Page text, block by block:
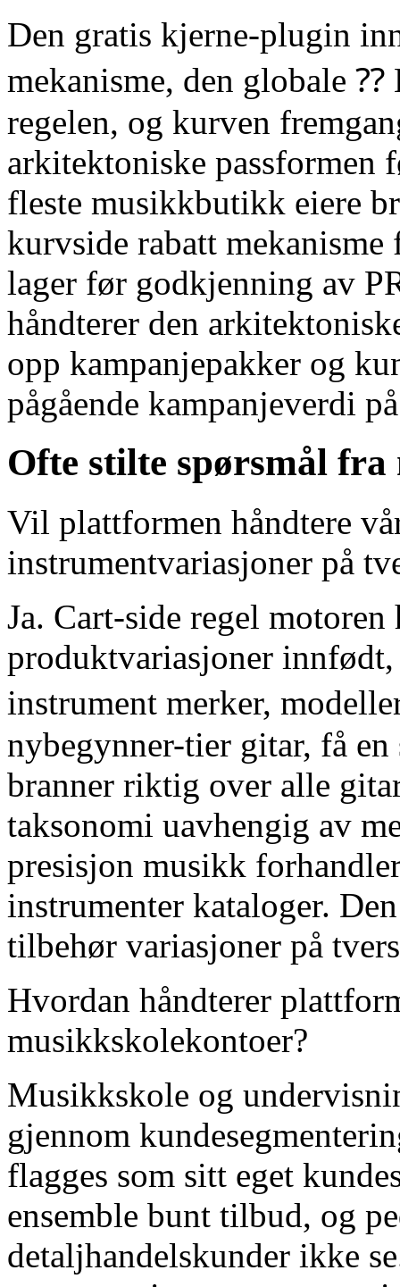
Den gratis kjerne-plugin
mekanisme, den globale
regelen, og kurven
arkitektoniske passformen
fleste musikkbutikk eiere
kurvside rabatt
lager før godkjenning av
håndterer den
opp kampanjepakker og
pågående kampanjeverdi
Ofte stilte spørsmål
Vil plattformen håndtere
instrumentvariasjoner på
Ja. Cart-side regel
produktvariasjoner
instrument merker,
nybegynner-tier gitar, få
branner riktig over alle
taksonomi uavhengig av
presisjon musikk
instrumenter kataloger.
tilbehør variasjoner på
Hvordan håndterer
musikkskolekontoer?
Musikkskole og
gjennom
flagges som sitt eget
ensemble bunt tilbud, og
detaljhandelskunder ikke